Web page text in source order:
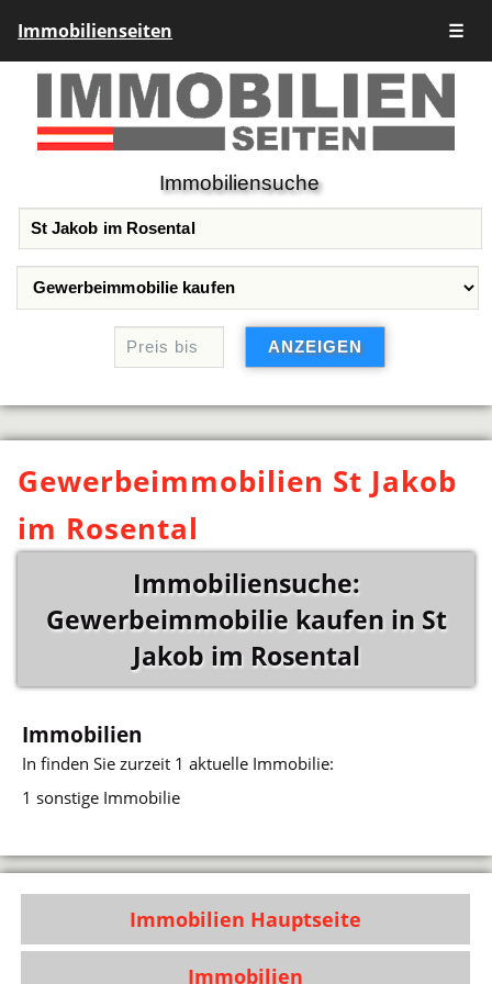
Immobilienseiten ☰
Immobiliensuche
Gewerbeimmobilien St Jakob
im Rosental
Immobiliensuche:
Gewerbeimmobilie kaufen in St
Jakob im Rosental
Immobilien
Infinden Sie zurzeit 1 aktuelle Immobilie:
1 sonstige Immobilie
Immobilien Hauptseite
Immobilien